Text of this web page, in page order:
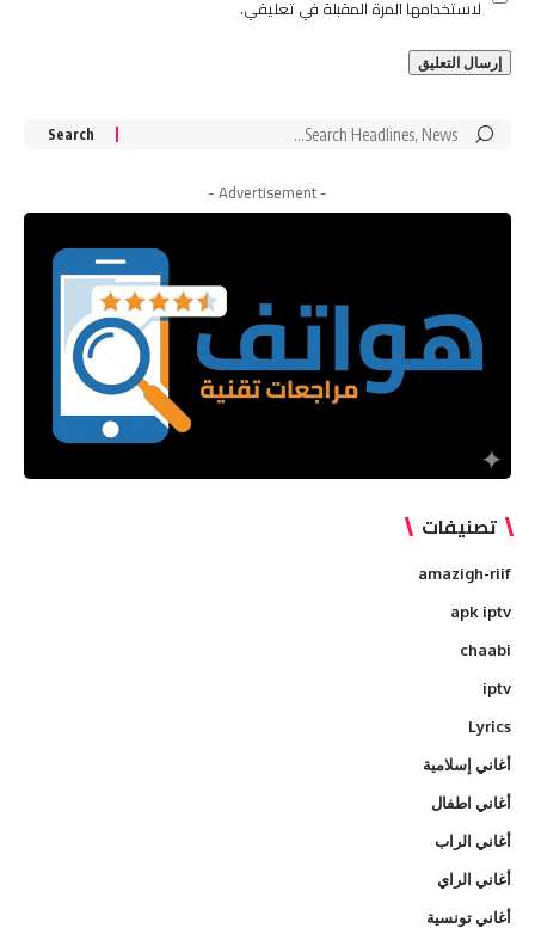
لاستخدامها المرة المقبلة في تعليقي.
Search
- Advertisement -
تصنيفات
amazigh-riif
apk iptv
chaabi
iptv
Lyrics
أغاني إسلامية
أغاني اطفال
أغاني الراب
أغاني الراي
أغاني تونسية